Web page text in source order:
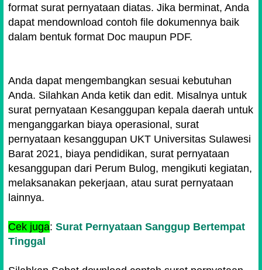
Menyatakan bersedia bertanggung jawab untuk
menerima Block Grant Peningkatan Kualifikasi
S1/D4 bagi Guru dari LPMP Sumatera Barat
hanya untuk peningkatan Kualifikasi Akademik
bagi guru ke jenjang S1/D4 di Universitas
Negeri Malang masa studi tahun 2022.
Demikian surat pernyataan kesanggupan ini
bersifat mengikat untuk dipergunakan
sebagaimana mestinya.
Jakarta, 21 Oktober 2019
Pembuat Pernyataan,
Tanda Tangan
format surat pernyataan diatas. Jika berminat, Anda
dapat mendownload contoh file dokumennya baik
dalam bentuk format Doc maupun PDF.
Anda dapat mengembangkan sesuai kebutuhan
Anda. Silahkan Anda ketik dan edit. Misalnya untuk
surat pernyataan Kesanggupan kepala daerah untuk
menganggarkan biaya operasional, surat
pernyataan kesanggupan UKT Universitas Sulawesi
Barat 2021, biaya pendidikan, surat pernyataan
kesanggupan dari Perum Bulog, mengikuti kegiatan,
melaksanakan pekerjaan, atau surat pernyataan
lainnya.
Cek juga: Surat Pernyataan Sanggup Bertempat
Tinggal